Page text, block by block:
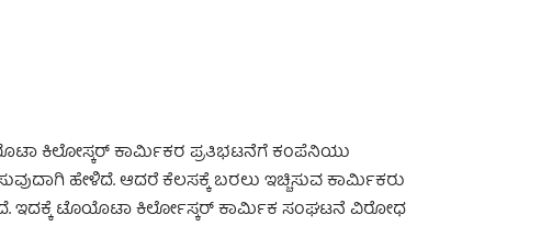
ಕಿಲೋಸ್ಕರ್‌ ಕಾರ್ಮಿಕರ ಪ್ರತಿಭಟನೆಗೆ ಕಂಪೆನಿಯು
ಹೇಳಿದೆ. ಆದರೆ ಕೆಲಸಕ್ಕೆ ಬರಲು ಇಚ್ಚಿಸುವ ಕಾರ್ಮಿಕರು
ಇದಕ್ಕೆ ಟೊಯೊಟಾ ಕಿರ್ಲೋಸ್ಕರ್‌ ಕಾರ್ಮಿಕ ಸಂಘಟನೆ ವಿರೋಧ